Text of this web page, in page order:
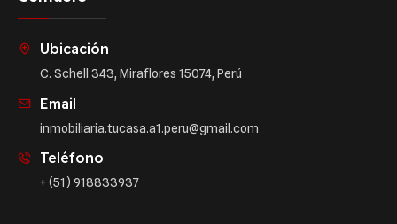
Ubicación
C. Schell 343, Miraflores 15074, Perú
Email
inmobiliaria.tucasa.a1.peru@gmail.com
Teléfono
+ (51) 918833937